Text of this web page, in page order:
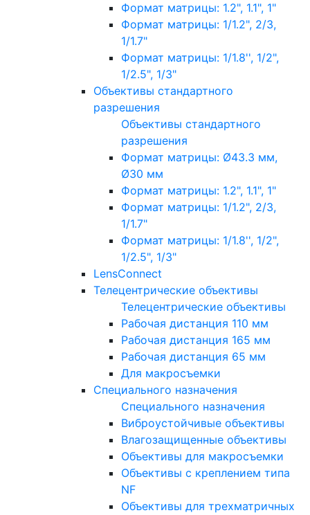
Формат матрицы: 1.2", 1.1", 1"
Формат матрицы: 1/1.2", 2/3,
1/1.7"
Формат матрицы: 1/1.8'', 1/2",
1/2.5", 1/3"
Объективы стандартного
разрешения
Объективы стандартного
разрешения
Формат матрицы: Ø43.3 мм,
Ø30 мм
Формат матрицы: 1.2", 1.1", 1"
Формат матрицы: 1/1.2", 2/3,
1/1.7"
Формат матрицы: 1/1.8'', 1/2",
1/2.5", 1/3"
LensConnect
Телецентрические объективы
Телецентрические объективы
Рабочая дистанция 110 мм
Рабочая дистанция 165 мм
Рабочая дистанция 65 мм
Для макросъемки
Специального назначения
Специального назначения
Виброустойчивые объективы
Влагозащищенные объективы
Объективы для макросъемки
Объективы с креплением типа
NF
Объективы для трехматричных